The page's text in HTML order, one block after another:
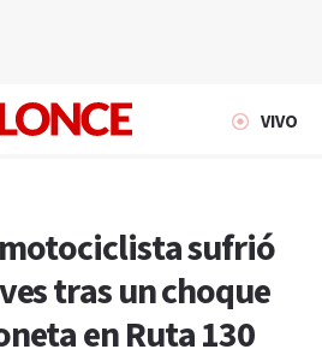
VIVO
sufrió
tras un choque
en Ruta 130